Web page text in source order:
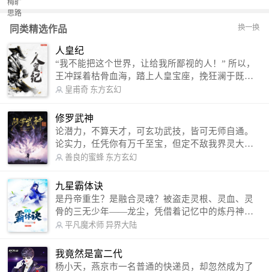
同类精选作品 换一换
人皇纪
“我不能把这个世界，让给我所鄙视的人！” 所以，
王冲踩着枯骨血海，踏上人皇宝座，挽狂澜于既
倒，扶大厦之将倾，成就了一段无上的传说！ 微信
微博：皇甫奇（地址：http://weibo.com/u/25284575
87） QQ交流群：320238210【普通群】 574501330
【VIP订阅群】 欢迎大家关注。
皇甫奇 东方玄幻
修罗武神
论潜力，不算天才，可玄功武技，皆可无师自通。
论实力，任凭你有万千至宝，但定不敌我界灵大
军。 我是谁？天下众生视我为修罗，却不知，我以
信公众号：善良的蜜蜂后援会）
善良的蜜蜂 东方玄幻
九星霸体诀
是丹帝重生？是融合灵魂？被盗走灵根、灵血、灵
骨的三无少年——龙尘，凭借着记忆中的炼丹神
术，修行神秘功法九星霸体诀，拨开重重迷雾，解
勾搭各色美女，镇压恶鬼邪神。 江湖传闻：龙
尘一到，地吼天啸。龙尘一出，鬼泣神哭。 本
平凡魔术师 异界大陆
我竟然是富二代
杨小天，燕京市一名普通的快递员，却忽然成为了